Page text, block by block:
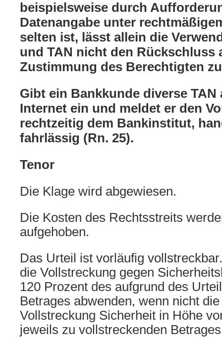
beispielsweise durch
Datenangabe unter
selten ist, lässt allein die
und TAN nicht den Rückschluss
Zustimmung des Berechtigten
Gibt ein Bankkunde diverse TAN
Internet ein und meldet er den
rechtzeitig dem Bankinstitut,
fahrlässig (Rn. 25).
Tenor
Die Klage wird abgewiesen.
Die Kosten des Rechtsstreits
aufgehoben.
Das Urteil ist vorläufig
die Vollstreckung gegen
120 Prozent des aufgrund des
Betrages abwenden, wenn nicht
Vollstreckung Sicherheit in Höhe
jeweils zu vollstreckenden